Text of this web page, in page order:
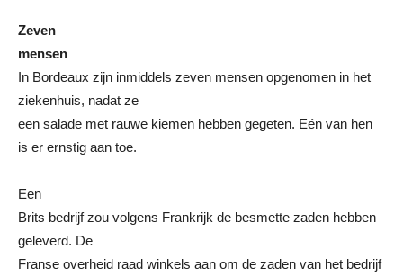
Zeven
mensen
In Bordeaux zijn inmiddels zeven mensen opgenomen in het
ziekenhuis, nadat ze
een salade met rauwe kiemen hebben gegeten. Eén van hen
is er ernstig aan toe.
Een
Brits bedrijf zou volgens Frankrijk de besmette zaden hebben
geleverd. De
Franse overheid raad winkels aan om de zaden van het bedrijf